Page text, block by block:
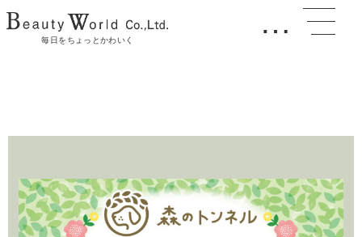
毎日をちょっとかわいく …